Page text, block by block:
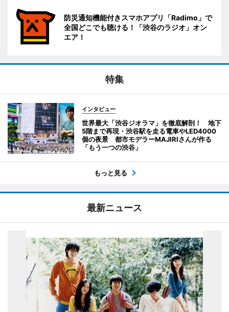
防災通知機能付きスマホアプリ「Radimo」で
全国どこでも聴ける！「渋谷のラジオ」オン
エア！
特集
インタビュー
世界最大「渋谷ジオラマ」を徹底解剖！ 地下
5階まで再現・渋谷駅を走る電車やLED4000
個の夜景 都市モデラーMAJIRIさんが作る
「もう一つの渋谷」
もっと見る
最新ニュース